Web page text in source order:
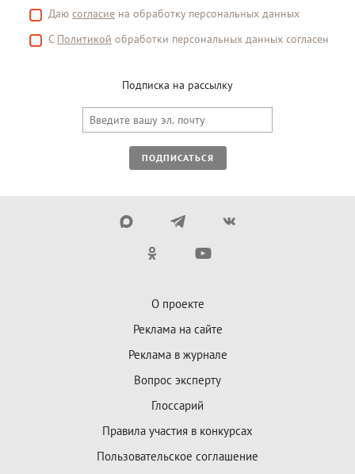
Даю согласие на обработку персональных данных
С Политикой обработки персональных данных согласен
Подписка на рассылку
ПОДПИСАТЬСЯ
О проекте
Реклама на сайте
Реклама в журнале
Вопрос эксперту
Глоссарий
Правила участия в конкурсах
Пользовательское соглашение